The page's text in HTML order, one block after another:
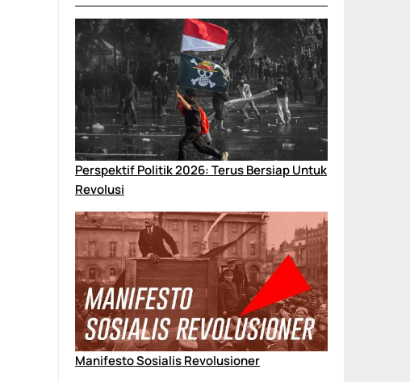
Perspektif Politik 2026: Terus Bersiap Untuk
Revolusi
Manifesto Sosialis Revolusioner